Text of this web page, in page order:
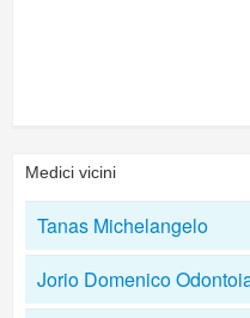
Medici vicini
Tanas Michelangelo
Jorio Domenico